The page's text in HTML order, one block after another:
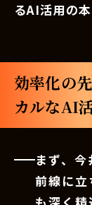
るAI活用の
効率化の
カルなAI
まず、
前線に